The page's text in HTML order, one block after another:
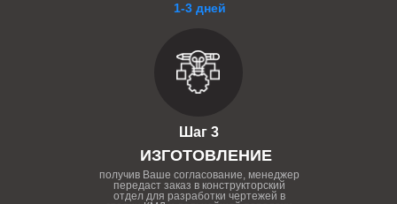
1-3 дней
Шаг 3
ИЗГОТОВЛЕНИЕ
получив Ваше согласование, менеджер
передаст заказ в конструкторский
отдел для разработки чертежей в